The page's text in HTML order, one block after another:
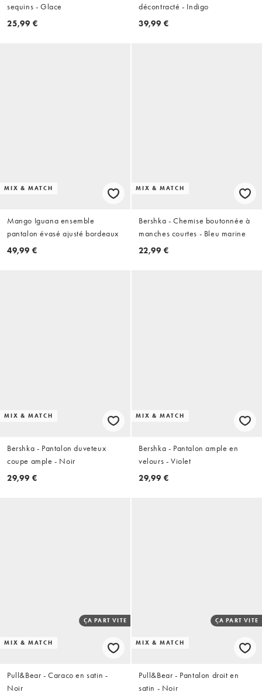
sequins - Glace
25,99 €
décontracté - Indigo
39,99 €
MIX & MATCH
Mango Iguana ensemble
pantalon évasé ajusté bordeaux
49,99 €
MIX & MATCH
Bershka - Chemise boutonnée à
manches courtes - Bleu marine
22,99 €
MIX & MATCH
Bershka - Pantalon duveteux
coupe ample - Noir
29,99 €
MIX & MATCH
Bershka - Pantalon ample en
velours - Violet
29,99 €
MIX & MATCH
ÇA PART VITE
Pull&Bear - Caraco en satin -
Noir
MIX & MATCH
ÇA PART VITE
Pull&Bear - Pantalon droit en
satin - Noir